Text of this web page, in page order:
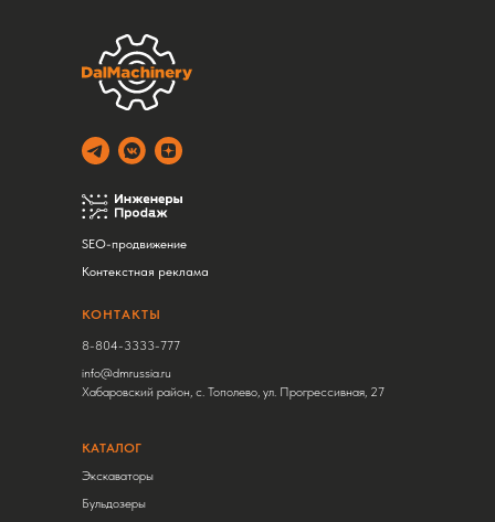
Экскаваторы
Бульдозеры
КАТАЛОГ
SEO-продвижение
Контекстная реклама
8-804-3333-777
info@dmrussia.ru
Хабаровский район, с. Тополево, ул. Прогрессивная, 27
КОНТАКТЫ